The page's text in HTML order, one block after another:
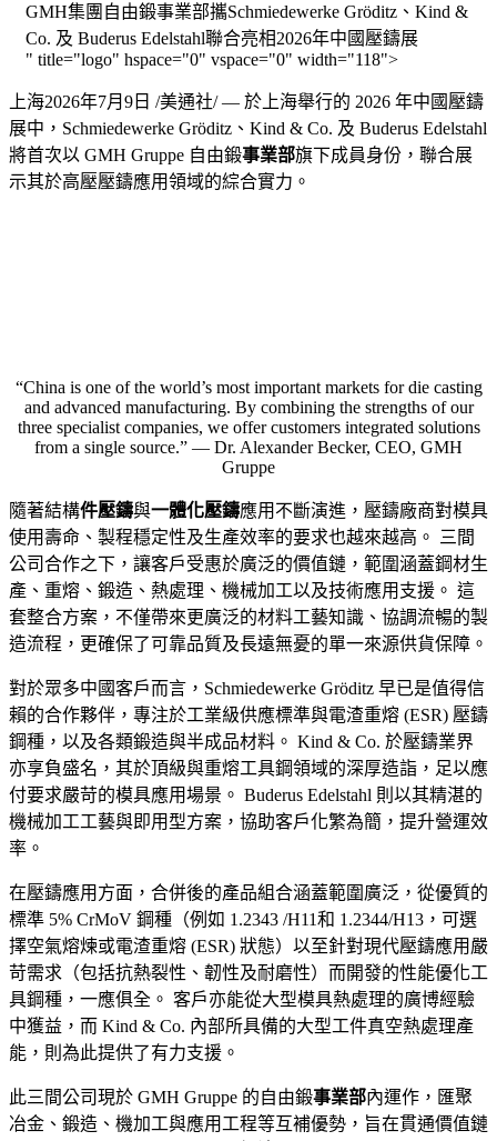
GMH集團自由鍛事業部攜Schmiedewerke Gröditz、Kind &
Co. 及 Buderus Edelstahl聯合亮相2026年中國壓鑄展
" title="logo" hspace="0" vspace="0" width="118">
上海2026年7月9日 /美通社/ — 於上海舉行的 2026 年中國壓鑄
展中，Schmiedewerke Gröditz、Kind & Co. 及 Buderus Edelstahl
將首次以 GMH Gruppe 自由鍛事業部旗下成員身份，聯合展
示其於高壓壓鑄應用領域的綜合實力。
“China is one of the world’s most important markets for die casting
and advanced manufacturing. By combining the strengths of our
three specialist companies, we offer customers integrated solutions
from a single source.” — Dr. Alexander Becker, CEO, GMH
Gruppe
隨著結構件壓鑄與一體化壓鑄應用不斷演進，壓鑄廠商對模具
使用壽命、製程穩定性及生產效率的要求也越來越高。 三間
公司合作之下，讓客戶受惠於廣泛的價值鏈，範圍涵蓋鋼材生
產、重熔、鍛造、熱處理、機械加工以及技術應用支援。 這
套整合方案，不僅帶來更廣泛的材料工藝知識、協調流暢的製
造流程，更確保了可靠品質及長遠無憂的單一來源供貨保障。
對於眾多中國客戶而言，Schmiedewerke Gröditz 早已是值得信
賴的合作夥伴，專注於工業級供應標準與電渣重熔 (ESR) 壓鑄
鋼種，以及各類鍛造與半成品材料。 Kind & Co. 於壓鑄業界
亦享負盛名，其於頂級與重熔工具鋼領域的深厚造詣，足以應
付要求嚴苛的模具應用場景。 Buderus Edelstahl 則以其精湛的
機械加工工藝與即用型方案，協助客戶化繁為簡，提升營運效
率。
在壓鑄應用方面，合併後的產品組合涵蓋範圍廣泛，從優質的
標準 5% CrMoV 鋼種（例如 1.2343 /H11和 1.2344/H13，可選
擇空氣熔煉或電渣重熔 (ESR) 狀態）以至針對現代壓鑄應用嚴
苛需求（包括抗熱裂性、韌性及耐磨性）而開發的性能優化工
具鋼種，一應俱全。 客戶亦能從大型模具熱處理的廣博經驗
中獲益，而 Kind & Co. 內部所具備的大型工件真空熱處理產
能，則為此提供了有力支援。
此三間公司現於 GMH Gruppe 的自由鍛事業部內運作，匯聚
冶金、鍛造、機加工與應用工程等互補優勢，旨在貫通價值鏈